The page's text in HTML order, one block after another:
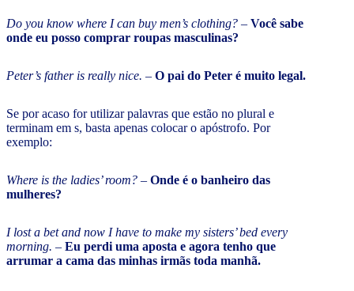
Do you know where I can buy men’s clothing? – Você sabe
onde eu posso comprar roupas masculinas?
Peter’s father is really nice. – O pai do Peter é muito legal.
Se por acaso for utilizar palavras que estão no plural e
terminam em s, basta apenas colocar o apóstrofo. Por
exemplo:
Where is the ladies’ room? – Onde é o banheiro das
mulheres?
I lost a bet and now I have to make my sisters’ bed every
morning. – Eu perdi uma aposta e agora tenho que
arrumar a cama das minhas irmãs toda manhã.